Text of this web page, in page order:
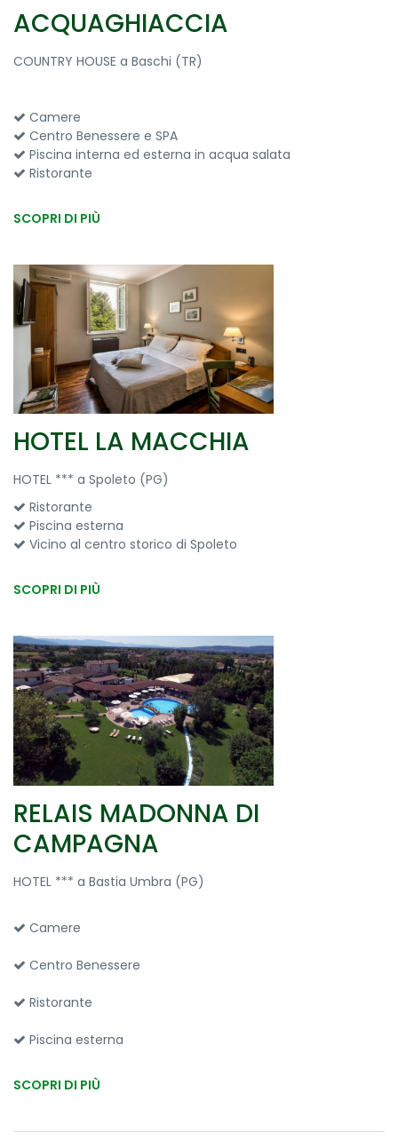
ACQUAGHIACCIA
COUNTRY HOUSE a Baschi (TR)
Camere
Centro Benessere e SPA
Piscina interna ed esterna in acqua salata
Ristorante
SCOPRI DI PIÙ
HOTEL LA MACCHIA
HOTEL *** a Spoleto (PG)
Ristorante
Piscina esterna
Vicino al centro storico di Spoleto
SCOPRI DI PIÙ
RELAIS MADONNA DI
CAMPAGNA
HOTEL *** a Bastia Umbra (PG)
Camere
Centro Benessere
Ristorante
Piscina esterna
SCOPRI DI PIÙ